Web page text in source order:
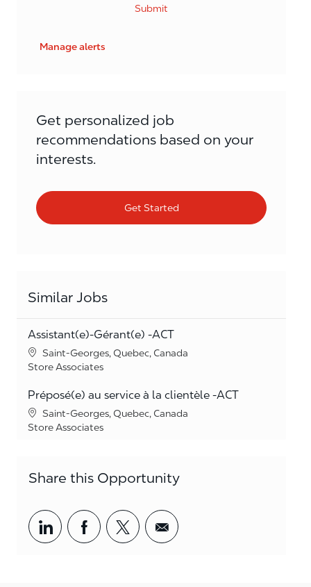
Submit
Manage alerts
Get personalized job
recommendations based on your
interests.
Get Started
Similar Jobs
Assistant(e)-Gérant(e) -ACT
Location
Saint-Georges, Quebec, Canada
Category
Store Associates
Préposé(e) au service à la clientèle -ACT
Location
Saint-Georges, Quebec, Canada
Category
Store Associates
Share this Opportunity
Share via LinkedIn
Share via Facebook
Share via twitter
Share via email